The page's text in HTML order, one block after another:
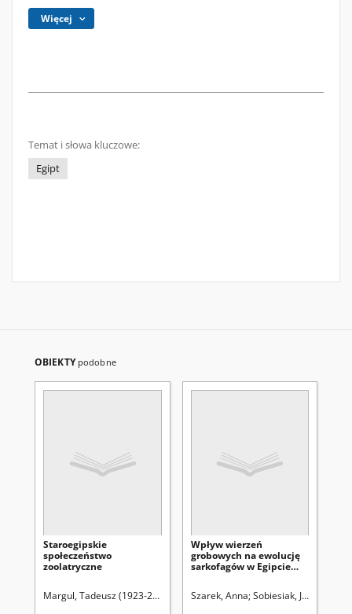
Więcej
Temat i słowa kluczowe:
Egipt
OBIEKTY podobne
Staroegipskie
społeczeństwo
zoolatryczne
Margul, Tadeusz (1923-2009)
Wpływ wierzeń
grobowych na ewolucję
sarkofagów w Egipcie
Szarek, Anna Sobiesiak, Joanna